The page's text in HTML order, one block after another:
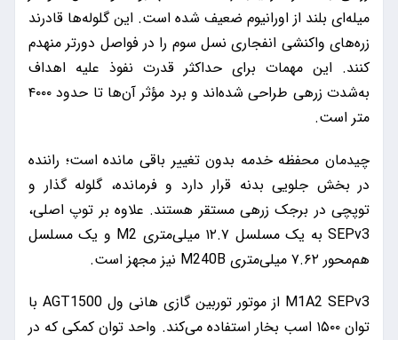
میله‌ای بلند از اورانیوم ضعیف شده است. این گلوله‌ها قادرند
زره‌های واکنشی انفجاری نسل سوم را در فواصل دورتر منهدم
کنند. این مهمات برای حداکثر قدرت نفوذ علیه اهداف
به‌شدت زرهی طراحی شده‌اند و برد مؤثر آن‌ها تا حدود ۴۰۰۰
متر است.
چیدمان محفظه خدمه بدون تغییر باقی مانده است؛ راننده
در بخش جلویی بدنه قرار دارد و فرمانده، گلوله گذار و
توپچی در برجک زرهی مستقر هستند. علاوه بر توپ اصلی،
SEPv3 به یک مسلسل ۱۲.۷ میلی‌متری M2 و یک مسلسل
هم‌محور ۷.۶۲ میلی‌متری M240B نیز مجهز است.
M1A2 SEPv3 از موتور توربین گازی هانی ول AGT1500 با
توان ۱۵۰۰ اسب بخار استفاده می‌کند. واحد توان کمکی که در